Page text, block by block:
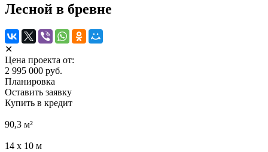
Лесной в бревне
✕
Цена проекта от:
2 995 000 руб.
Планировка
Оставить заявку
Купить в кредит
90,3 м²
14 х 10 м